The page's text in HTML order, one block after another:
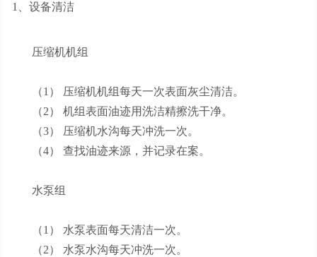
1、设备清洁
压缩机机组
（1） 压缩机机组每天一次表面灰尘清洁。
（2） 机组表面油迹用洗洁精擦洗干净。
（3） 压缩机水沟每天冲洗一次。
（4） 查找油迹来源，并记录在案。
水泵组
（1） 水泵表面每天清洁一次。
（2） 水泵水沟每天冲洗一次。